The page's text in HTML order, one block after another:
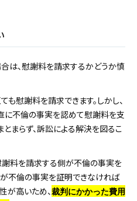
は、慰謝料を請求するかどうか慎
慰謝料を請求できます。しかし、
に不倫の事実を認めて慰謝料を支
まらず、訴訟による解決を図るこ
料を請求する側が不倫の事実を
不倫の事実を証明できなければ
が高いため、裁判にかかった費用